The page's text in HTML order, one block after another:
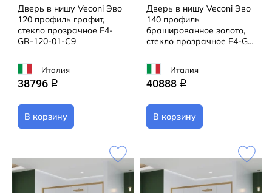
Дверь в нишу Veconi Эво
120 профиль графит,
стекло прозрачное E4-
GR-120-01-C9
Италия
38796 q
В корзину
Дверь в нишу Veconi Эво
140 профиль
брашированное золото,
стекло прозрачное E4-G-
Италия
40888 q
В корзину